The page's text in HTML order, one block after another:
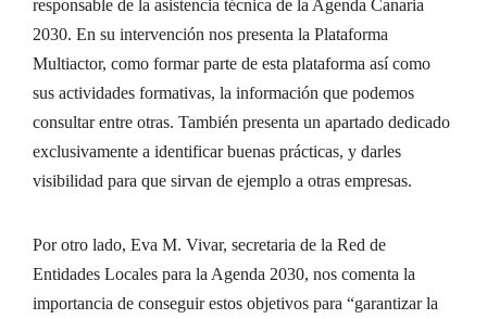
responsable de la asistencia técnica de la Agenda Canaria
2030. En su intervención nos presenta la Plataforma
Multiactor, como formar parte de esta plataforma así como
sus actividades formativas, la información que podemos
consultar entre otras. También presenta un apartado dedicado
exclusivamente a identificar buenas prácticas, y darles
visibilidad para que sirvan de ejemplo a otras empresas.
Por otro lado, Eva M. Vivar, secretaria de la Red de
Entidades Locales para la Agenda 2030, nos comenta la
importancia de conseguir estos objetivos para “garantizar la